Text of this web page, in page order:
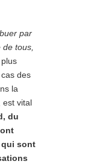
par
tous,
des
la
est vital
du
sont